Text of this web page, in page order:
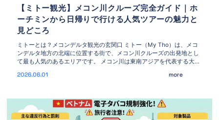
【ミトー観光】メコン川クルーズ完全ガイド｜ホ
ーチミンから日帰りで行ける人気ツアーの魅力と
見どころ
ミトーとは？メコンデルタ観光の玄関口 ミトー（My Tho）は、メコ
ンデルタ地方の北端に位置する街で、メコン川クルーズの出発地とし
て最も人気のあるエリアです。 メコン川は東南アジアを代表する大河
ム南部へ流れ込み、複雑な水路と豊かな自然を育んでいます。 その中
2026.06.01 more